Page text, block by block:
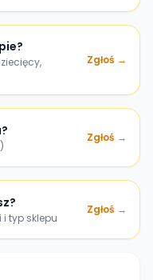
Zgłoś →
Zgłoś →
typ sklepu
Zgłoś →